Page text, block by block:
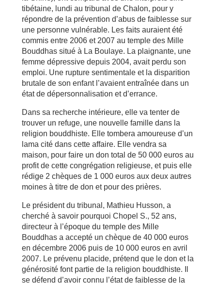
tibétaine, lundi au tribunal de Chalon, pour y
répondre de la prévention d’abus de faiblesse sur
une personne vulnérable. Les faits auraient été
commis entre 2006 et 2007 au temple des Mille
Bouddhas situé à La Boulaye. La plaignante, une
femme dépressive depuis 2004, avait perdu son
emploi. Une rupture sentimentale et la disparition
brutale de son enfant l’avaient entraînée dans un
état de dépersonnalisation et d’errance.
Dans sa recherche intérieure, elle va tenter de
trouver un refuge, une nouvelle famille dans la
religion bouddhiste. Elle tombera amoureuse d’un
lama cité dans cette affaire. Elle vendra sa
maison, pour faire un don total de 50 000 euros au
profit de cette congrégation religieuse, et puis elle
rédige 2 chèques de 1 000 euros aux deux autres
moines à titre de don et pour des prières.
Le président du tribunal, Mathieu Husson, a
cherché à savoir pourquoi Chopel S., 52 ans,
directeur à l’époque du temple des Mille
Bouddhas a accepté un chèque de 40 000 euros
en décembre 2006 puis de 10 000 euros en avril
2007. Le prévenu placide, prétend que le don et la
générosité font partie de la religion bouddhiste. Il
se défend d’avoir connu l’état de faiblesse de la